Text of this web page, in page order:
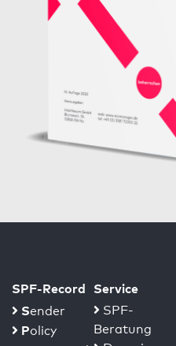
SPF-Record
Sender
Policy
Service
SPF-
Beratung